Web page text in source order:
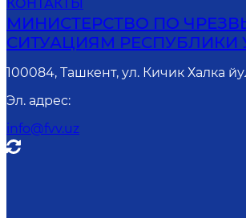
КОНТАКТЫ
МИНИСТЕРСТВО ПО
СИТУАЦИЯМ РЕСПУБЛИКИ
100084, Ташкент, ул. Кичик Халка
Эл. адрес:
info@fvv.uz